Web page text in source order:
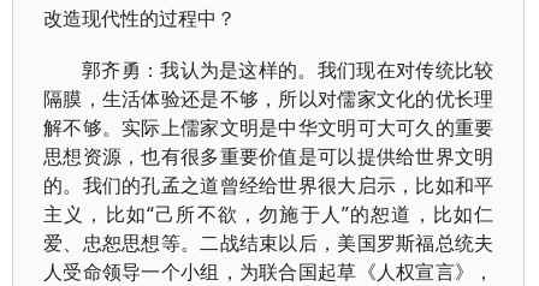
改造现代性的过程中？
郭齐勇：我认为是这样的。我们现在对传统比较
隔膜，生活体验还是不够，所以对儒家文化的优长理
解不够。实际上儒家文明是中华文明可大可久的重要
思想资源，也有很多重要价值是可以提供给世界文明
的。我们的孔孟之道曾经给世界很大启示，比如和平
主义，比如“己所不欲，勿施于人”的恕道，比如仁
爱、忠恕思想等。二战结束以后，美国罗斯福总统夫
人受命领导一个小组，为联合国起草《人权宣言》，